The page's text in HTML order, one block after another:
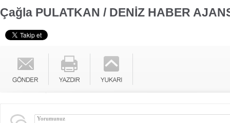
Çağla PULATKAN / DENİZ HABER